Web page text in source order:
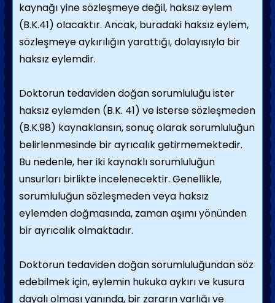
kaynağı yine sözleşmeye değil, haksız eylem
(B.K.41) olacaktır. Ancak, buradaki haksız eylem,
sözleşmeye aykırılığın yarattığı, dolayısıyla bir
haksız eylemdir.
Doktorun tedaviden doğan sorumluluğu ister
haksız eylemden (B.K. 41) ve isterse sözleşmeden
(B.K.98) kaynaklansın, sonuç olarak sorumluluğun
belirlenmesinde bir ayrıcalık getirmemektedir.
Bu nedenle, her iki kaynaklı sorumluluğun
unsurları birlikte incelenecektir. Genellikle,
sorumluluğun sözleşmeden veya haksız
eylemden doğmasında, zaman aşımı yönünden
bir ayrıcalık olmaktadır.
Doktorun tedaviden doğan sorumluluğundan söz
edebilmek için, eylemin hukuka aykırı ve kusura
dayalı olması yanında, bir zararın varlığı ve